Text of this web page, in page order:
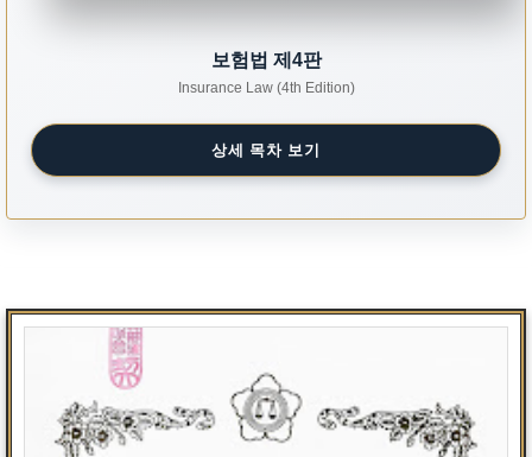
보험법 제4판
Insurance Law (4th Edition)
상세 목차 보기